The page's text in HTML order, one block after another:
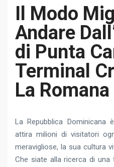
Il Modo
Andare
di Punta
Terminal
La Romana
La Repubblica Dominicana
attira milioni di visitatori
meravigliose, la sua cultura
Che siate alla ricerca di una